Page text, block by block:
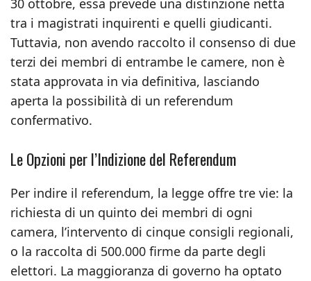
30 ottobre, essa prevede una distinzione netta
tra i magistrati inquirenti e quelli giudicanti.
Tuttavia, non avendo raccolto il consenso di due
terzi dei membri di entrambe le camere, non è
stata approvata in via definitiva, lasciando
aperta la possibilità di un referendum
confermativo.
Le Opzioni per l’Indizione del Referendum
Per indire il referendum, la legge offre tre vie: la
richiesta di un quinto dei membri di ogni
camera, l’intervento di cinque consigli regionali,
o la raccolta di 500.000 firme da parte degli
elettori. La maggioranza di governo ha optato